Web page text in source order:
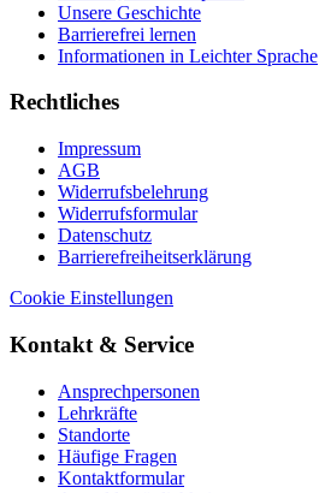
Unsere Geschichte
Barrierefrei lernen
Informationen in Leichter Sprache
Rechtliches
Impressum
AGB
Widerrufsbelehrung
Widerrufsformular
Datenschutz
Barrierefreiheitserklärung
Cookie Einstellungen
Kontakt & Service
Ansprechpersonen
Lehrkräfte
Standorte
Häufige Fragen
Kontaktformular